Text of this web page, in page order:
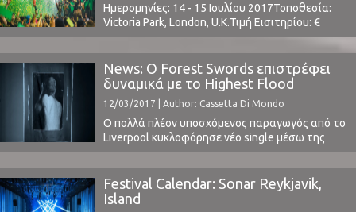
Ημερομηνίες: 14 - 15 Ιουλίου 2017Τοποθεσία:
Victoria Park, London, U.K.Τιμή Εισιτηρίου: €
150Χωρητικότητα: -Το Line Up περιλαμβάνει:
Jamie xx, Frank Ocean, Sampha, Chase & Status,
Solange, Dixon, κ.α.www.loveboxfestival.com ⁪
News: O Forest Swords επιστρέφει
δυναμικά με το Highest Flood
12/03/2017 | Author: Cassetta Di Mondo
O πολλά πλέον υποσχόμενος παραγωγός από το
Liverpool κυκλοφόρησε νέο single μέσω της
Ninja Tune (και της Dense Truth που ανήκει στον
ίδιο τον καλλιτέχνη) αποδεικνύοντας την
ανοδική του πορεία και αναγνώριση.Το Highest
Flood κινείται στις γνώριμες ατμοσφαιρικές
Festival Calendar: Sonar Reykjavik,
Island